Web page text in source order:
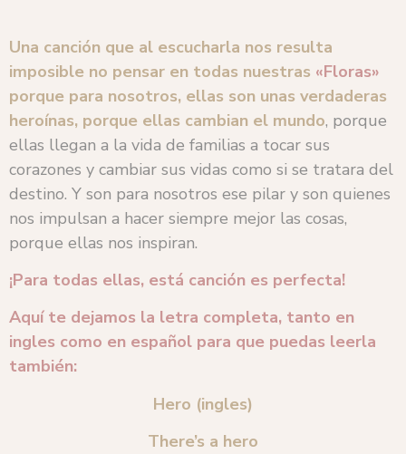
Una canción que al escucharla nos resulta
imposible no pensar en todas nuestras «Floras»
porque para nosotros, ellas son unas verdaderas
heroínas, porque ellas cambian el mundo, porque
ellas llegan a la vida de familias a tocar sus
corazones y cambiar sus vidas como si se tratara del
destino. Y son para nosotros ese pilar y son quienes
nos impulsan a hacer siempre mejor las cosas,
porque ellas nos inspiran.
¡Para todas ellas, está canción es perfecta!
Aquí te dejamos la letra completa, tanto en
ingles como en español para que puedas leerla
también:
Hero (ingles)
There’s a hero